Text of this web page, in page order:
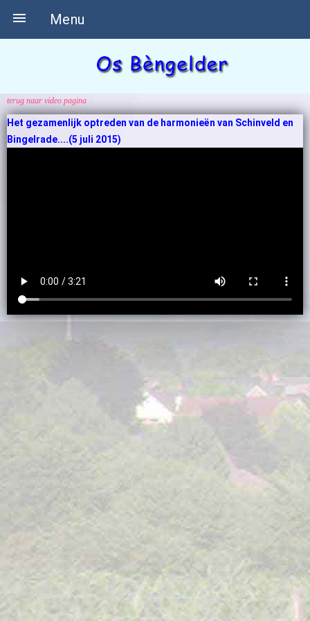
Menu

terug naar video pagina
Het gezamenlijk optreden van de harmonieën van Schinveld en
Bingelrade....(5 juli 2015)